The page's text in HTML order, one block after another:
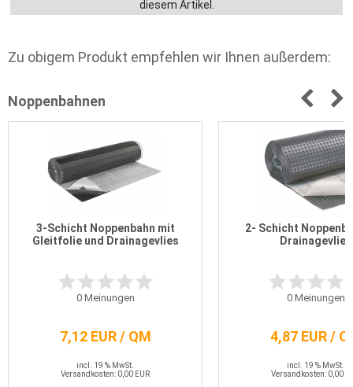
diesem Artikel.
Zu obigem Produkt empfehlen wir Ihnen außerdem:
Noppenbahnen
3-Schicht Noppenbahn mit
Gleitfolie und Drainagevlies
0Meinungen
7,12 EUR / QM
incl. 19 % MwSt.
Versandkosten: 0,00 EUR
2- Schicht
Drainagevlies
0Meinungen
4,87 EUR /
incl. 19 % MwSt.
Versandkosten: 0,00